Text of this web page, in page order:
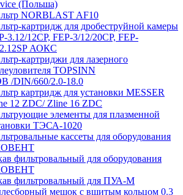
(Польша)
NORBLAST AF10
картридж для дробеструйной камеры
3.12/12СР, FEP-3/12/20CP, FEP-
АОКС
картриджи для лазерного
TOPSINN
/DIN/660/2.0-18.0
картридж для установки MESSER
12 ZDC/ Zline 16 ZDC
элементы для плазменной
ТЭСА-1020
кассеты для оборудования
фильтровальный для оборудования
фильтровальный для ПУА-М
мешок с вшитым кольцом 0.3